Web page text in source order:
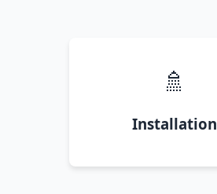
🚿
Installation